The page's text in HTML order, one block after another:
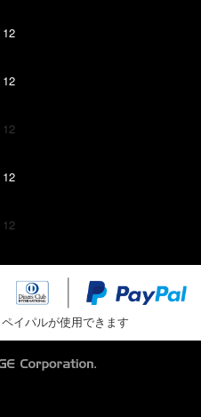
12
12
12
12
12
イパルが使用できます